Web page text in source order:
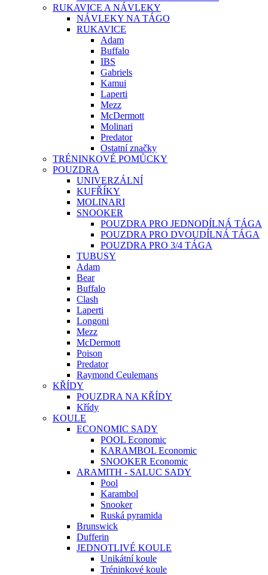
RUKAVICE A NÁVLEKY
NÁVLEKY NA TÁGO
RUKAVICE
Adam
Buffalo
IBS
Gabriels
Kamui
Laperti
Mezz
McDermott
Molinari
Predator
Ostatní značky
TRÉNINKOVÉ POMŮCKY
POUZDRA
UNIVERZÁLNÍ
KUFŘÍKY
MOLINARI
SNOOKER
POUZDRA PRO JEDNODÍLNÁ TÁGA
POUZDRA PRO DVOUDÍLNÁ TÁGA
POUZDRA PRO 3/4 TÁGA
TUBUSY
Adam
Bear
Buffalo
Clash
Laperti
Longoni
Mezz
McDermott
Poison
Predator
Raymond Ceulemans
KŘÍDY
POUZDRA NA KŘÍDY
Křídy
KOULE
ECONOMIC SADY
POOL Economic
KARAMBOL Economic
SNOOKER Economic
ARAMITH - SALUC SADY
Pool
Karambol
Snooker
Ruská pyramida
Brunswick
Dufferin
JEDNOTLIVÉ KOULE
Unikátní koule
Tréninkové koule